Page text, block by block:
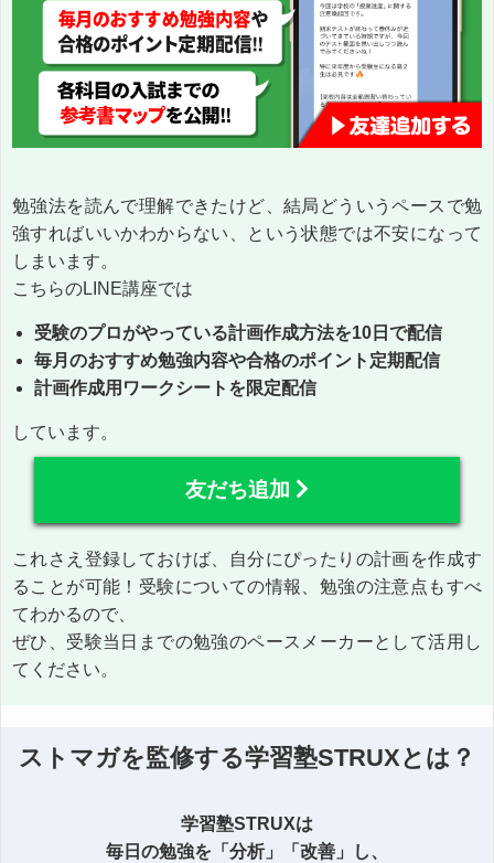
勉強法を読んで理解できたけど、結局どういうペースで勉
強すればいいかわからない、という状態では不安になって
しまいます。
こちらのLINE講座では
受験のプロがやっている計画作成方法を10日で配信
毎月のおすすめ勉強内容や合格のポイント定期配信
計画作成用ワークシートを限定配信
しています。
友だち追加
これさえ登録しておけば、自分にぴったりの計画を作成す
ることが可能！受験についての情報、勉強の注意点もすべ
てわかるので、
ぜひ、受験当日までの勉強のペースメーカーとして活用し
てください。
ストマガを監修する学習塾STRUXとは？
学習塾STRUXは
毎日の勉強を「分析」「改善」し、